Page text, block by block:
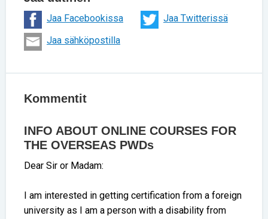
Jaa Facebookissa
Jaa Twitterissä
Jaa sähköpostilla
Kommentit
INFO ABOUT ONLINE COURSES FOR
THE OVERSEAS PWDs
Dear Sir or Madam:
I am interested in getting certification from a foreign
university as I am a person with a disability from